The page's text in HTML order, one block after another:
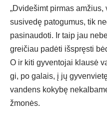
„Dvidešimt pirmas
susivedę patogumus, tik
pasinaudoti. Ir taip jau
greičiau padėti išspręsti
O ir kiti gyventojai klausė
gi, po galais, į jų
vandens kokybę
žmonės.